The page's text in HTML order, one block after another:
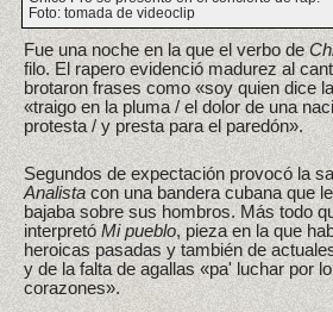
Foto: tomada de videoclip
Fue una noche en la que el verbo de
filo. El rapero evidenció madurez al
brotaron frases como «soy quien dice
«traigo en la pluma / el dolor de una
protesta / y presta para el paredón».
Segundos de expectación provocó la
Analistacon una bandera cubana que
bajaba sobre sus hombros. Más todo
interpretóMi pueblo, pieza en la que
heroicas pasadas y también de
y de la falta de agallas «pa' luchar por
corazones».